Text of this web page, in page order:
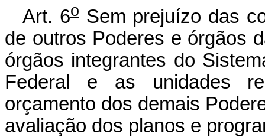
Art. 6oSem prejuízo das
de outros Poderes e órgãos
órgãos integrantes do
Federal e as unidades
orçamento dos demais
avaliação dos planos e